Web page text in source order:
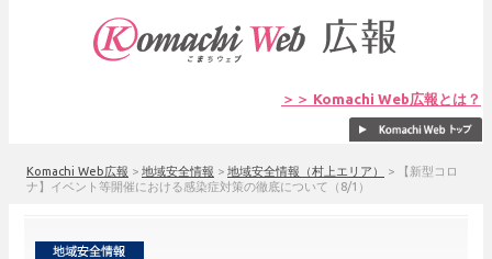
＞＞ Komachi Web広報とは？
Komachi Web広報 > 地域安全情報 > 地域安全情報（村上エリア） >
【新型コロ
ナ】イベント等開催における感染症対策の徹底について（8/1）